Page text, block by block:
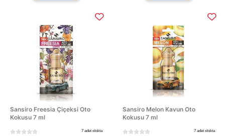
Sansiro Freesia Çiçeksi Oto
Kokusu 7 ml
7 adet stokta
Sansiro Melon Kavun Oto
Kokusu 7 ml
7 adet stokta